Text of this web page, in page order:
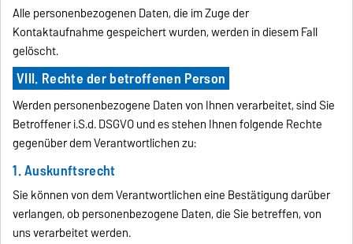
Alle personenbezogenen Daten, die im Zuge der
Kontaktaufnahme gespeichert wurden, werden in diesem Fall
gelöscht.
VIII. Rechte der betroffenen Person
Werden personenbezogene Daten von Ihnen verarbeitet, sind Sie
Betroffener i.S.d. DSGVO und es stehen Ihnen folgende Rechte
gegenüber dem Verantwortlichen zu:
1. Auskunftsrecht
Sie können von dem Verantwortlichen eine Bestätigung darüber
verlangen, ob personenbezogene Daten, die Sie betreffen, von
uns verarbeitet werden.